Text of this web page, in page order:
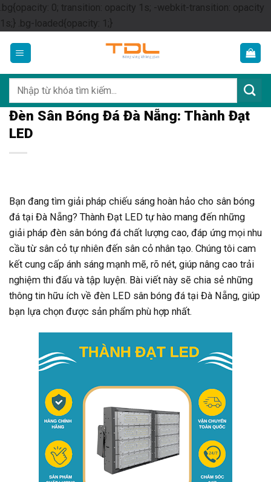
.bg{opacity: 0; transition: opacity 1s; -webkit-transition: opacity
1s;} .bg-loaded{opacity: 1;}Skip
content
kiếm:
Đèn Sân Bóng Đá Đà Nẵng: Thành Đạt
LED
Bạn đang tìm giải pháp chiếu sáng hoàn hảo cho sân bóng
đá tại Đà Nẵng? Thành Đạt LED tự hào mang đến những
giải pháp đèn sân bóng đá chất lượng cao, đáp ứng mọi nhu
cầu từ sân cỏ tự nhiên đến sân cỏ nhân tạo. Chúng tôi cam
kết cung cấp ánh sáng mạnh mẽ, rõ nét, giúp nâng cao trải
nghiệm thi đấu và tập luyện. Bài viết này sẽ chia sẻ những
thông tin hữu ích về đèn LED sân bóng đá tại Đà Nẵng, giúp
bạn lựa chọn được sản phẩm phù hợp nhất.